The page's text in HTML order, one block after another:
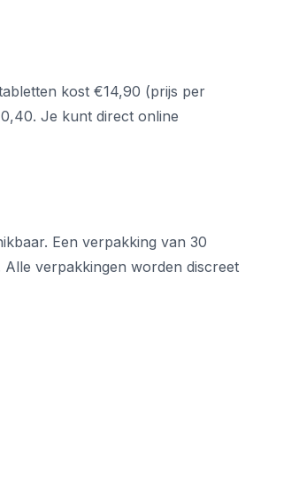
kost €14,90 (prijs per
Je kunt direct online
Een verpakking van 30
verpakkingen worden discreet